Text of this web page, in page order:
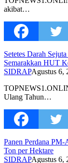
akibat…
Setetes Darah
Semarakkan HUT
SIDRAPAgustus 6,
Ulang Tahun…
Panen Perdana
Ton per Hektare
SIDRAPAgustus 6,